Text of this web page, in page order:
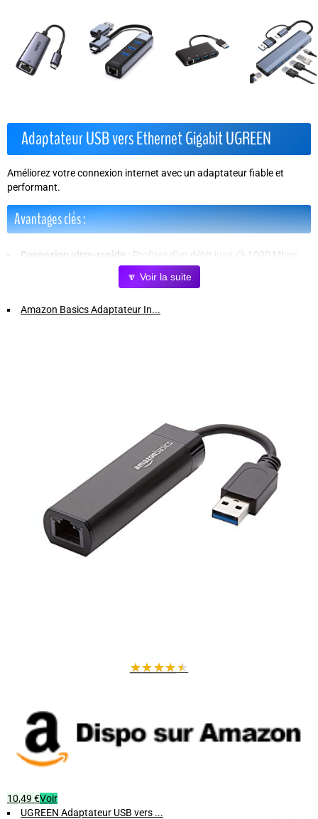
Adaptateur USB vers Ethernet Gigabit UGREEN
Améliorez votre connexion internet avec un adaptateur fiable et
performant.
Avantages clés :
Connexion ultra-rapide :
Profitez d'un débit jusqu'à 1000 Mbps
pour naviguer, streamer et télécharger sans interruption.
Fonctionne parfaitement avec Windows
S/3/4).
Spécifications techniques :
Dimensions : 7 cm (L) x 2,4 cm (l) x 1,6 cm (H)
Poids : 60 grammes
Couleur : Noir élégant
Interface : USB 3.0 vers RJ45 Ethernet Gigabit
Pourquoi choisir cet adaptateur ?
Son format compact et son poids plume le
rendent indispensable pour vos déplacements professionnels et
🔽 Voir la suite
Amazon Basics Adaptateur In...
★★★★★
10,49 €Voir
UGREEN Adaptateur USB vers ...